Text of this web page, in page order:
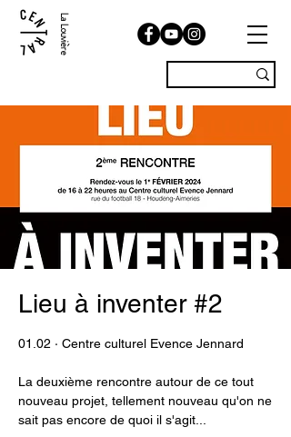
La Louvière
Lieu à inventer #2
01.02 · Centre culturel Evence Jennard
La deuxième rencontre autour de ce tout
nouveau projet, tellement nouveau qu'on ne
sait pas encore de quoi il s'agit...